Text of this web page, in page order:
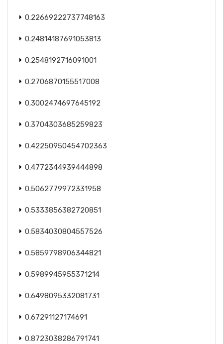
0.22669222737748163
0.24814187691053813
0.2548192716091001
0.2706870155517008
0.3002474697645192
0.3704303685259823
0.42250950454702363
0.4772344939444898
0.5062779972331958
0.5333856382720851
0.5834030804557526
0.5859798906344821
0.5989945955371214
0.6498095332081731
0.67291127174691
0.8723038286791741